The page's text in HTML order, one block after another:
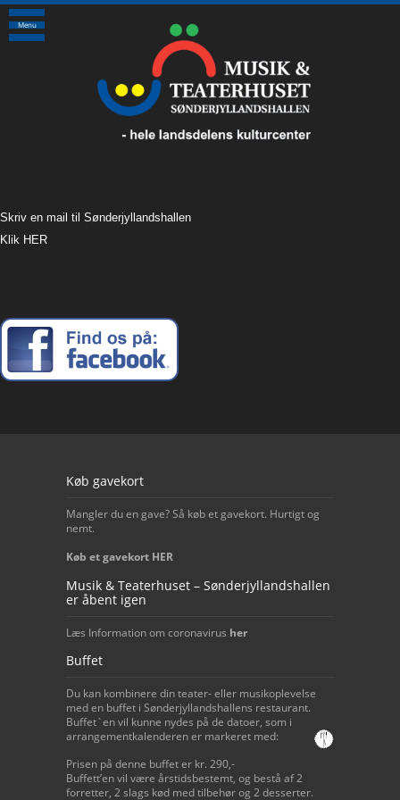
Menu
Skriv en mail til Sønderjyllandshallen
Klik HER
Køb gavekort
Mangler du en gave? Så køb et gavekort. Hurtigt og
nemt.
Køb et gavekort HER
Musik & Teaterhuset – Sønderjyllandshallen
er åbent igen
Læs Information om coronavirus her
Buffet
Du kan kombinere din teater- eller musikoplevelse
med en buffet i Sønderjyllandshallens restaurant.
Buffet`en vil kunne nydes på de datoer, som i
arrangementkalenderen er markeret med:
Prisen på denne buffet er kr. 290,-
Buffett’en vil være årstidsbestemt, og bestå af 2
forretter, 2 slags kød med tilbehør og 2 desserter.